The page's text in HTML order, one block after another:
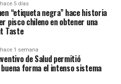
hace 5 días
“etiqueta negra” hace historia
pisco chileno en obtener una
Taste
hace 1 semana
de Salud permitió
forma el intenso sistema